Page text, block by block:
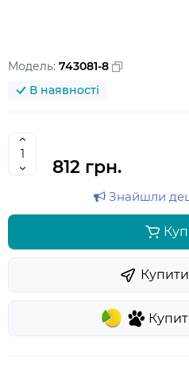
Модель: 743081-8
В наявності
812 грн.
Знайшли
Купити